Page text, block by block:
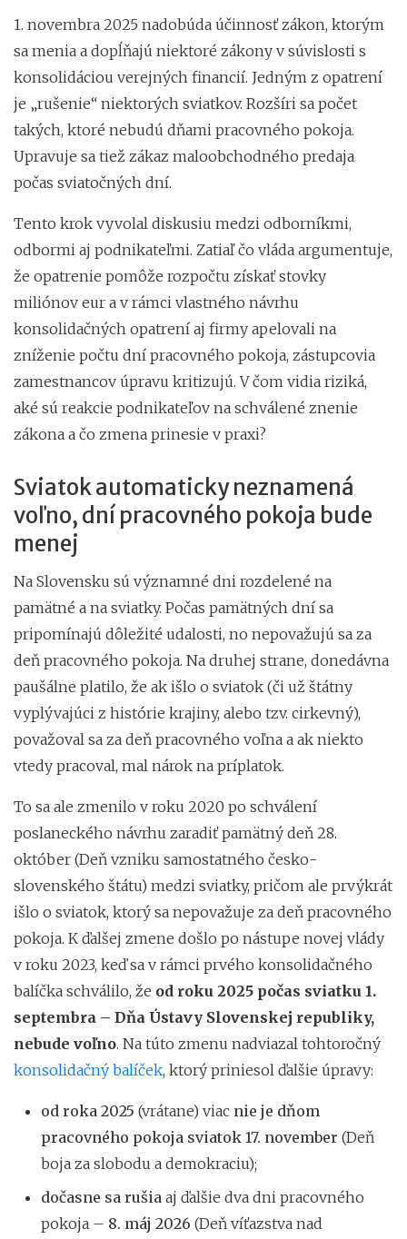
1. novembra 2025 nadobúda účinnosť zákon, ktorým
sa menia a dopĺňajú niektoré zákony v súvislosti s
konsolidáciou verejných financií. Jedným z opatrení
je „rušenie“ niektorých sviatkov. Rozšíri sa počet
takých, ktoré nebudú dňami pracovného pokoja.
Upravuje sa tiež zákaz maloobchodného predaja
počas sviatočných dní.
Tento krok vyvolal diskusiu medzi odborníkmi,
odbormi aj podnikateľmi. Zatiaľ čo vláda argumentuje,
že opatrenie pomôže rozpočtu získať stovky
miliónov eur a v rámci vlastného návrhu
konsolidačných opatrení aj firmy apelovali na
zníženie počtu dní pracovného pokoja, zástupcovia
zamestnancov úpravu kritizujú. V čom vidia riziká,
aké sú reakcie podnikateľov na schválené znenie
zákona a čo zmena prinesie v praxi?
Sviatok automaticky neznamená
voľno, dní pracovného pokoja bude
menej
Na Slovensku sú významné dni rozdelené na
pamätné a na sviatky. Počas pamätných dní sa
pripomínajú dôležité udalosti, no nepovažujú sa za
deň pracovného pokoja. Na druhej strane, donedávna
paušálne platilo, že ak išlo o sviatok (či už štátny
vyplývajúci z histórie krajiny, alebo tzv. cirkevný),
považoval sa za deň pracovného voľna a ak niekto
vtedy pracoval, mal nárok na príplatok.
To sa ale zmenilo v roku 2020 po schválení
poslaneckého návrhu zaradiť pamätný deň 28.
október (Deň vzniku samostatného česko-
slovenského štátu) medzi sviatky, pričom ale prvýkrát
išlo o sviatok, ktorý sa nepovažuje za deň pracovného
pokoja. K ďalšej zmene došlo po nástupe novej vlády
v roku 2023, keď sa v rámci prvého konsolidačného
balíčka schválilo, že od roku 2025 počas sviatku 1.
septembra – Dňa Ústavy Slovenskej republiky,
nebude voľno. Na túto zmenu nadviazal tohtoročný
konsolidačný balíček, ktorý priniesol ďalšie úpravy:
od roka 2025 (vrátane) viac nie je dňom
pracovného pokoja sviatok 17. november (Deň
boja za slobodu a demokraciu);
dočasne sa rušia aj ďalšie dva dni pracovného
pokoja – 8. máj 2026 (Deň víťazstva nad